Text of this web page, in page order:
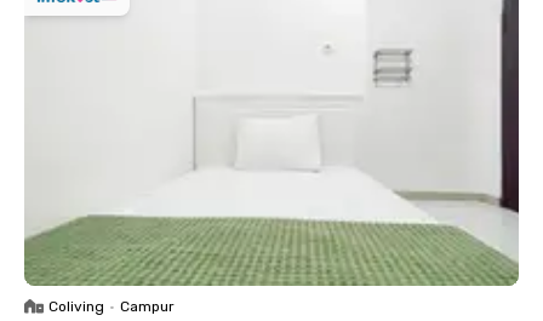
Coliving • Campur